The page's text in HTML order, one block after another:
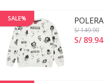
SALE%
S/ 149.90
S/ 89.94